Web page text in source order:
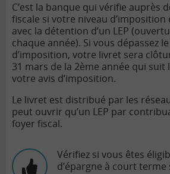
C’est la banque qui vérifie auprès
fiscale si votre niveau
avec la détention d’un LEP
chaque année). Si vous dépassez
d’imposition, votre livret sera
31 mars de la 2ème année qui
votre avis d’imposition.
Le livret est distribué par les
peut ouvrir qu’un LEP par
foyer fiscal.
Vérifiez si vous êtes
d’épargne à court terme